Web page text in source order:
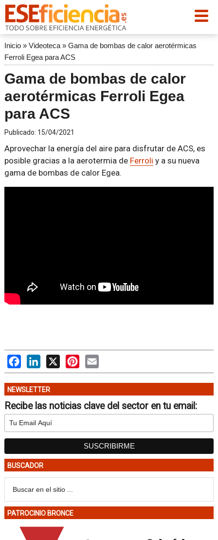
Inicio» Videoteca» Gama de bombas de calor aerotérmicas
Ferroli Egea para ACS
Gama de bombas de calor
aerotérmicas Ferroli Egea
para ACS
Publicado: 15/04/2021
Aprovechar la energía del aire para disfrutar de ACS, es
posible gracias a la aerotermia de Ferroli y a su nueva
gama de bombas de calor Egea.
FacebookLinkedIn
X PinterestEmail
NEWSLETTER
Recibe las noticias clave del sector en tu email:
BUSCADOR
PATROCINIO BRONCE